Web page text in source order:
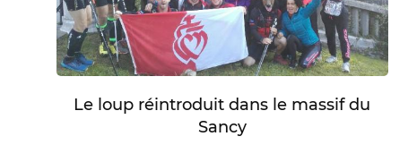
Le loup réintroduit dans le massif du
Sancy